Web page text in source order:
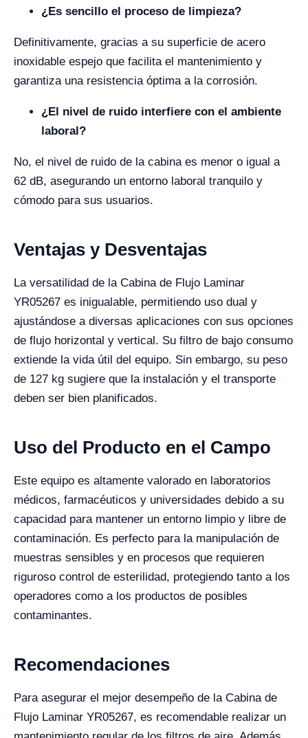
¿Es sencillo el proceso de limpieza?
Definitivamente, gracias a su superficie de acero
inoxidable espejo que facilita el mantenimiento y
garantiza una resistencia óptima a la corrosión.
¿El nivel de ruido interfiere con el ambiente
laboral?
No, el nivel de ruido de la cabina es menor o igual a
62 dB, asegurando un entorno laboral tranquilo y
cómodo para sus usuarios.
Ventajas y Desventajas
La versatilidad de la Cabina de Flujo Laminar
YR05267 es inigualable, permitiendo uso dual y
ajustándose a diversas aplicaciones con sus opciones
de flujo horizontal y vertical. Su filtro de bajo consumo
extiende la vida útil del equipo. Sin embargo, su peso
de 127 kg sugiere que la instalación y el transporte
deben ser bien planificados.
Uso del Producto en el Campo
Este equipo es altamente valorado en laboratorios
médicos, farmacéuticos y universidades debido a su
capacidad para mantener un entorno limpio y libre de
contaminación. Es perfecto para la manipulación de
muestras sensibles y en procesos que requieren
riguroso control de esterilidad, protegiendo tanto a los
operadores como a los productos de posibles
contaminantes.
Recomendaciones
Para asegurar el mejor desempeño de la Cabina de
Flujo Laminar YR05267, es recomendable realizar un